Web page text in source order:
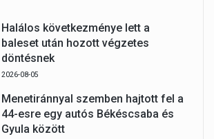
Halálos következménye lett a
baleset után hozott végzetes
döntésnek
2026-08-05
Menetiránnyal szemben hajtott fel a
44-esre egy autós Békéscsaba és
Gyula között